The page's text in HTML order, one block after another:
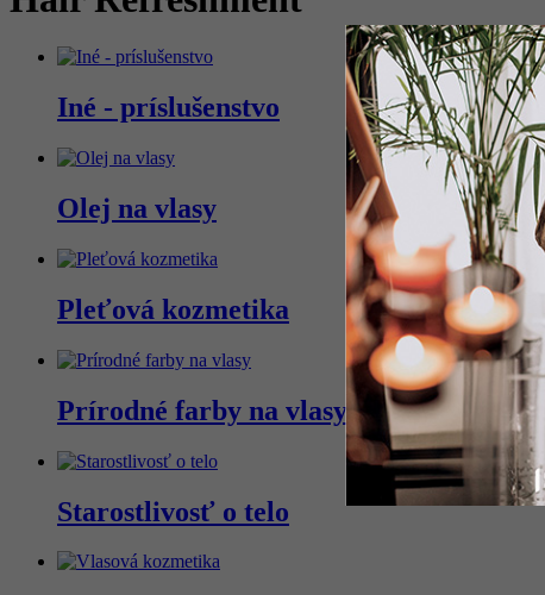
Iné - príslušenstvo
Olej na vlasy
Pleťová kozmetika
Prírodné farby na vlasy
Starostlivosť o telo